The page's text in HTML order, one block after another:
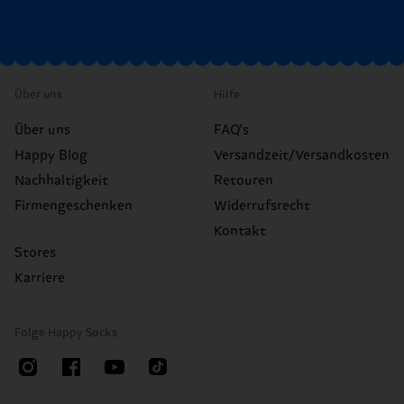
Über uns
Über uns
Happy Blog
Nachhaltigkeit
Firmengeschenken
Stores
Karriere
Hilfe
FAQ's
Versandzeit/Versandkosten
Retouren
Widerrufsrecht
Kontakt
Folge Happy Socks